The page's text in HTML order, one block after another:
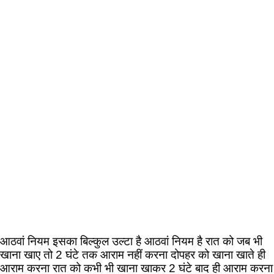
आठवां नियम इसका बिल्कुल उल्टा है आठवां नियम है रात को जब भी
खाना खाए तो 2 घंटे तक आराम नहीं करना दोपहर को खाना खाते ही
आराम करना रात को कभी भी खाना खाकर 2 घंटे बाद ही आराम करना